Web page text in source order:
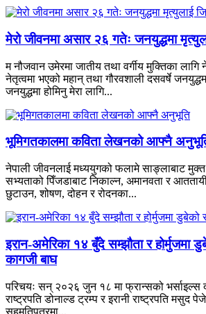
मेरो जीवनमा असार २६ गतेः जनयुद्धमा
म नौजवान उमेरमा जातीय तथा वर्गीय मुक्तिका लागि
नेतृत्वमा भएको महान् तथा गौरवशाली दसवर्षे
जनयुद्धमा होमिनु मेरा लागि...
भूमिगतकालमा कविता लेखनको आफ्नै
नेपाली जीवनलाई मध्ययुगको फलामे साङ्लाबाट मुक्त
सभ्यताको पिँजडाबाट निकाल्न, अमानवता र
छुटाउन, शोषण, दोहन र रोदनका...
इरान-अमेरिका १४ बुँदे सम्झौता र होर्मुजमा
कागजी बाघ
परिचयः सन् २०२६ जुन १८ मा फ्रान्सको भर्साइल्स
राष्ट्रपति डोनाल्ड ट्रम्प र इरानी राष्ट्रपति मसुद
सहमतिपत्रमा...